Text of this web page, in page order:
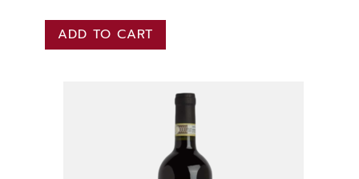
ADD TO CART